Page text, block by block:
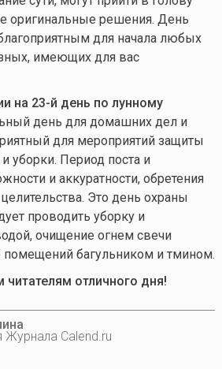
оригинальные решения. День
для начала любых
имеющих для вас
на 23-й день по лунному
день для домашних дел и
для мероприятий защиты
уборки. Период поста и
и аккуратности, обретения
Это день охраны
проводить уборку и
очищение огнем свечи
помещений багульником и тмином.
отличного дня!
Журнала Calend.ru